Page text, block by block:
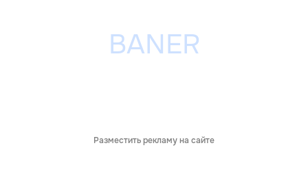
Разместить рекламу на сайте